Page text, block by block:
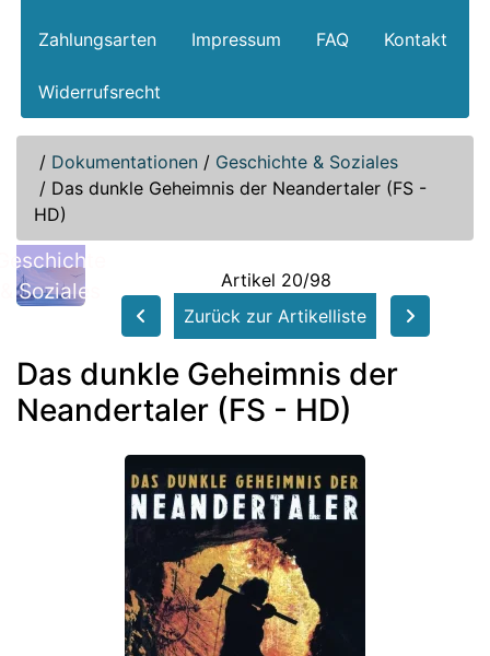
Zahlungsarten Impressum FAQ Kontakt
Widerrufsrecht
/ Dokumentationen / Geschichte & Soziales
/ Das dunkle Geheimnis der Neandertaler (FS -
HD)
& Soziales
Artikel 20/98
Zurück zur Artikelliste
Das dunkle Geheimnis der
Neandertaler (FS - HD)